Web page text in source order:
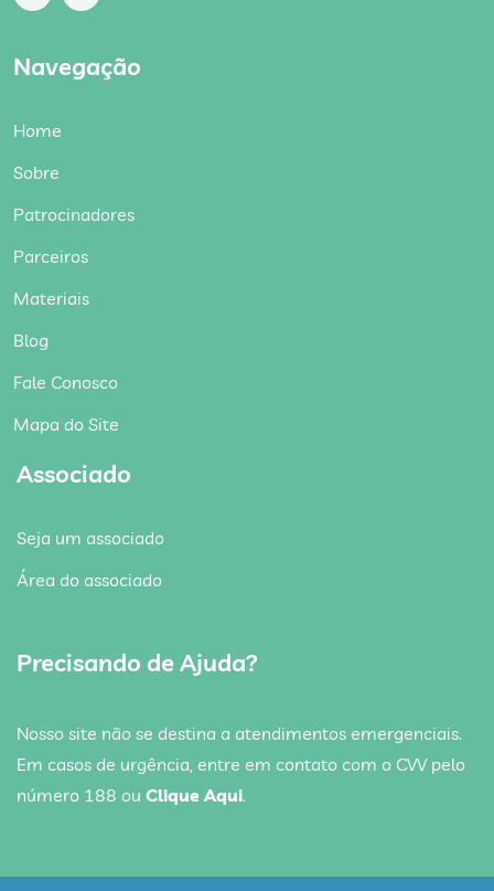
Navegação
Home
Sobre
Patrocinadores
Parceiros
Materiais
Blog
Fale Conosco
Mapa do Site
Associado
Seja um associado
Área do associado
Precisando de Ajuda?
Nosso site não se destina a atendimentos emergenciais.
Em casos de urgência, entre em contato com o CVV pelo
número 188 ou Clique Aqui.